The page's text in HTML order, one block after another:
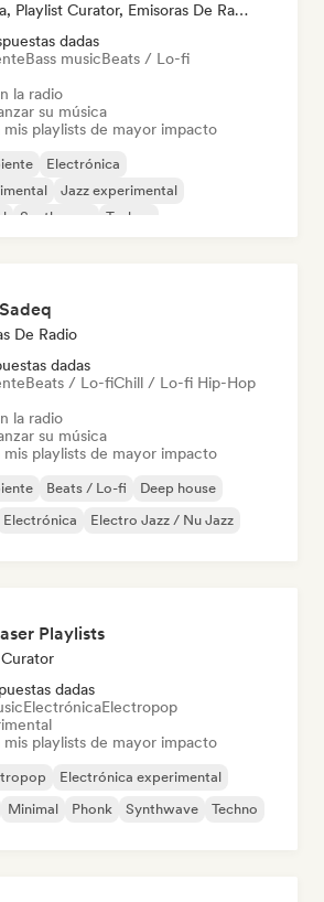
Etiqueta, Playlist Curator, Emisoras De Radio
dadas
Bass musicBeats / Lo-fi
la radio
su música
mis playlists de mayor impacto
Electrónica
Jazz experimental
Synthwave Techno
De Radio
dadas
Beats / Lo-fiChill / Lo-fi Hip-Hop
la radio
su música
mis playlists de mayor impacto
Beats / Lo-fi
Deep house
Electrónica Electro Jazz / Nu Jazz
Playlists
dadas
ElectrónicaElectropop
mis playlists de mayor impacto
Electrónica experimental
Minimal Phonk Synthwave Techno